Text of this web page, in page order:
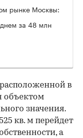
рынке Москвы:
за 48 млн
в
объектом
значения.
кв. м перейдет
а